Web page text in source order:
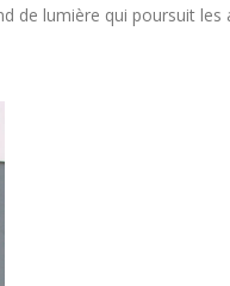
de lumière qui poursuit